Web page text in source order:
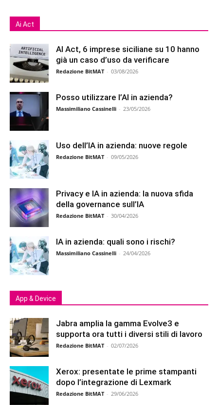
Ai Act
AI Act, 6 imprese siciliane su 10 hanno
già un caso d’uso da verificare
Redazione BitMAT - 03/08/2026
Posso utilizzare l’AI in azienda?
Massimiliano Cassinelli - 23/05/2026
Uso dell’IA in azienda: nuove regole
Redazione BitMAT - 09/05/2026
Privacy e IA in azienda: la nuova sfida
della governance sull’IA
Redazione BitMAT - 30/04/2026
IA in azienda: quali sono i rischi?
Massimiliano Cassinelli - 24/04/2026
App & Device
Jabra amplia la gamma Evolve3 e
supporta ora tutti i diversi stili di lavoro
Redazione BitMAT - 02/07/2026
Xerox: presentate le prime stampanti
dopo l’integrazione di Lexmark
Redazione BitMAT - 29/06/2026